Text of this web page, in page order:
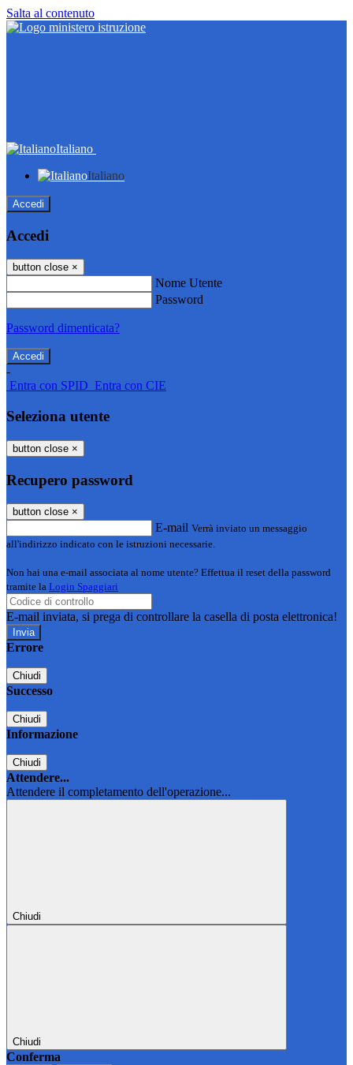
Salta al contenuto
Italiano
Italiano
Accedi
Accedi
button close ×
Nome Utente
Password
Password dimenticata?
-
Entra con SPID Entra con CIE
Seleziona utente
button close ×
Recupero password
button close ×
E-mail Verrà inviato un messaggio
all'indirizzo indicato con le istruzioni necessarie.
Non hai una e-mail associata al nome utente? Effettua il reset della password
tramite la Login Spaggiari
E-mail inviata, si prega di controllare la casella di posta elettronica!
Errore
Chiudi
Successo
Chiudi
Informazione
Chiudi
Attendere...
Attendere il completamento dell'operazione...
Chiudi
Chiudi
Conferma